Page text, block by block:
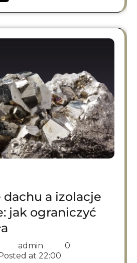
a izolacje
jak ograniczyć
admin
0
Posted at 22:00